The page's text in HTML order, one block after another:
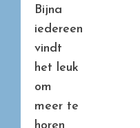
Bijna
iedereen
vindt
het leuk
om
meer te